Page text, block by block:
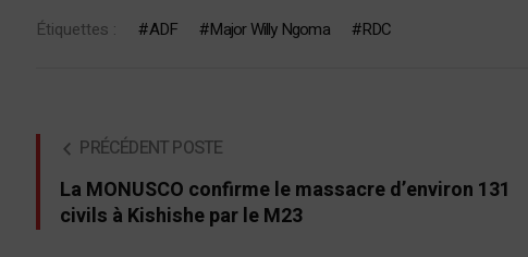
Étiquettes : ADF Major Willy Ngoma RDC
PRÉCÉDENT POSTE
La MONUSCO confirme le massacre d’environ 131
civils à Kishishe par le M23